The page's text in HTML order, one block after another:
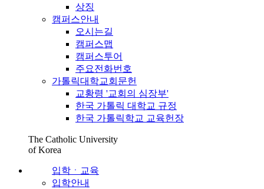
상징
캠퍼스안내
오시는길
캠퍼스맵
캠퍼스투어
주요전화번호
가톨릭대학교회문헌
교황령 '교회의 심장부'
한국 가톨릭 대학교 규정
한국 가톨릭학교 교육헌장
The Catholic University
of Korea
입학ㆍ교육
입학안내